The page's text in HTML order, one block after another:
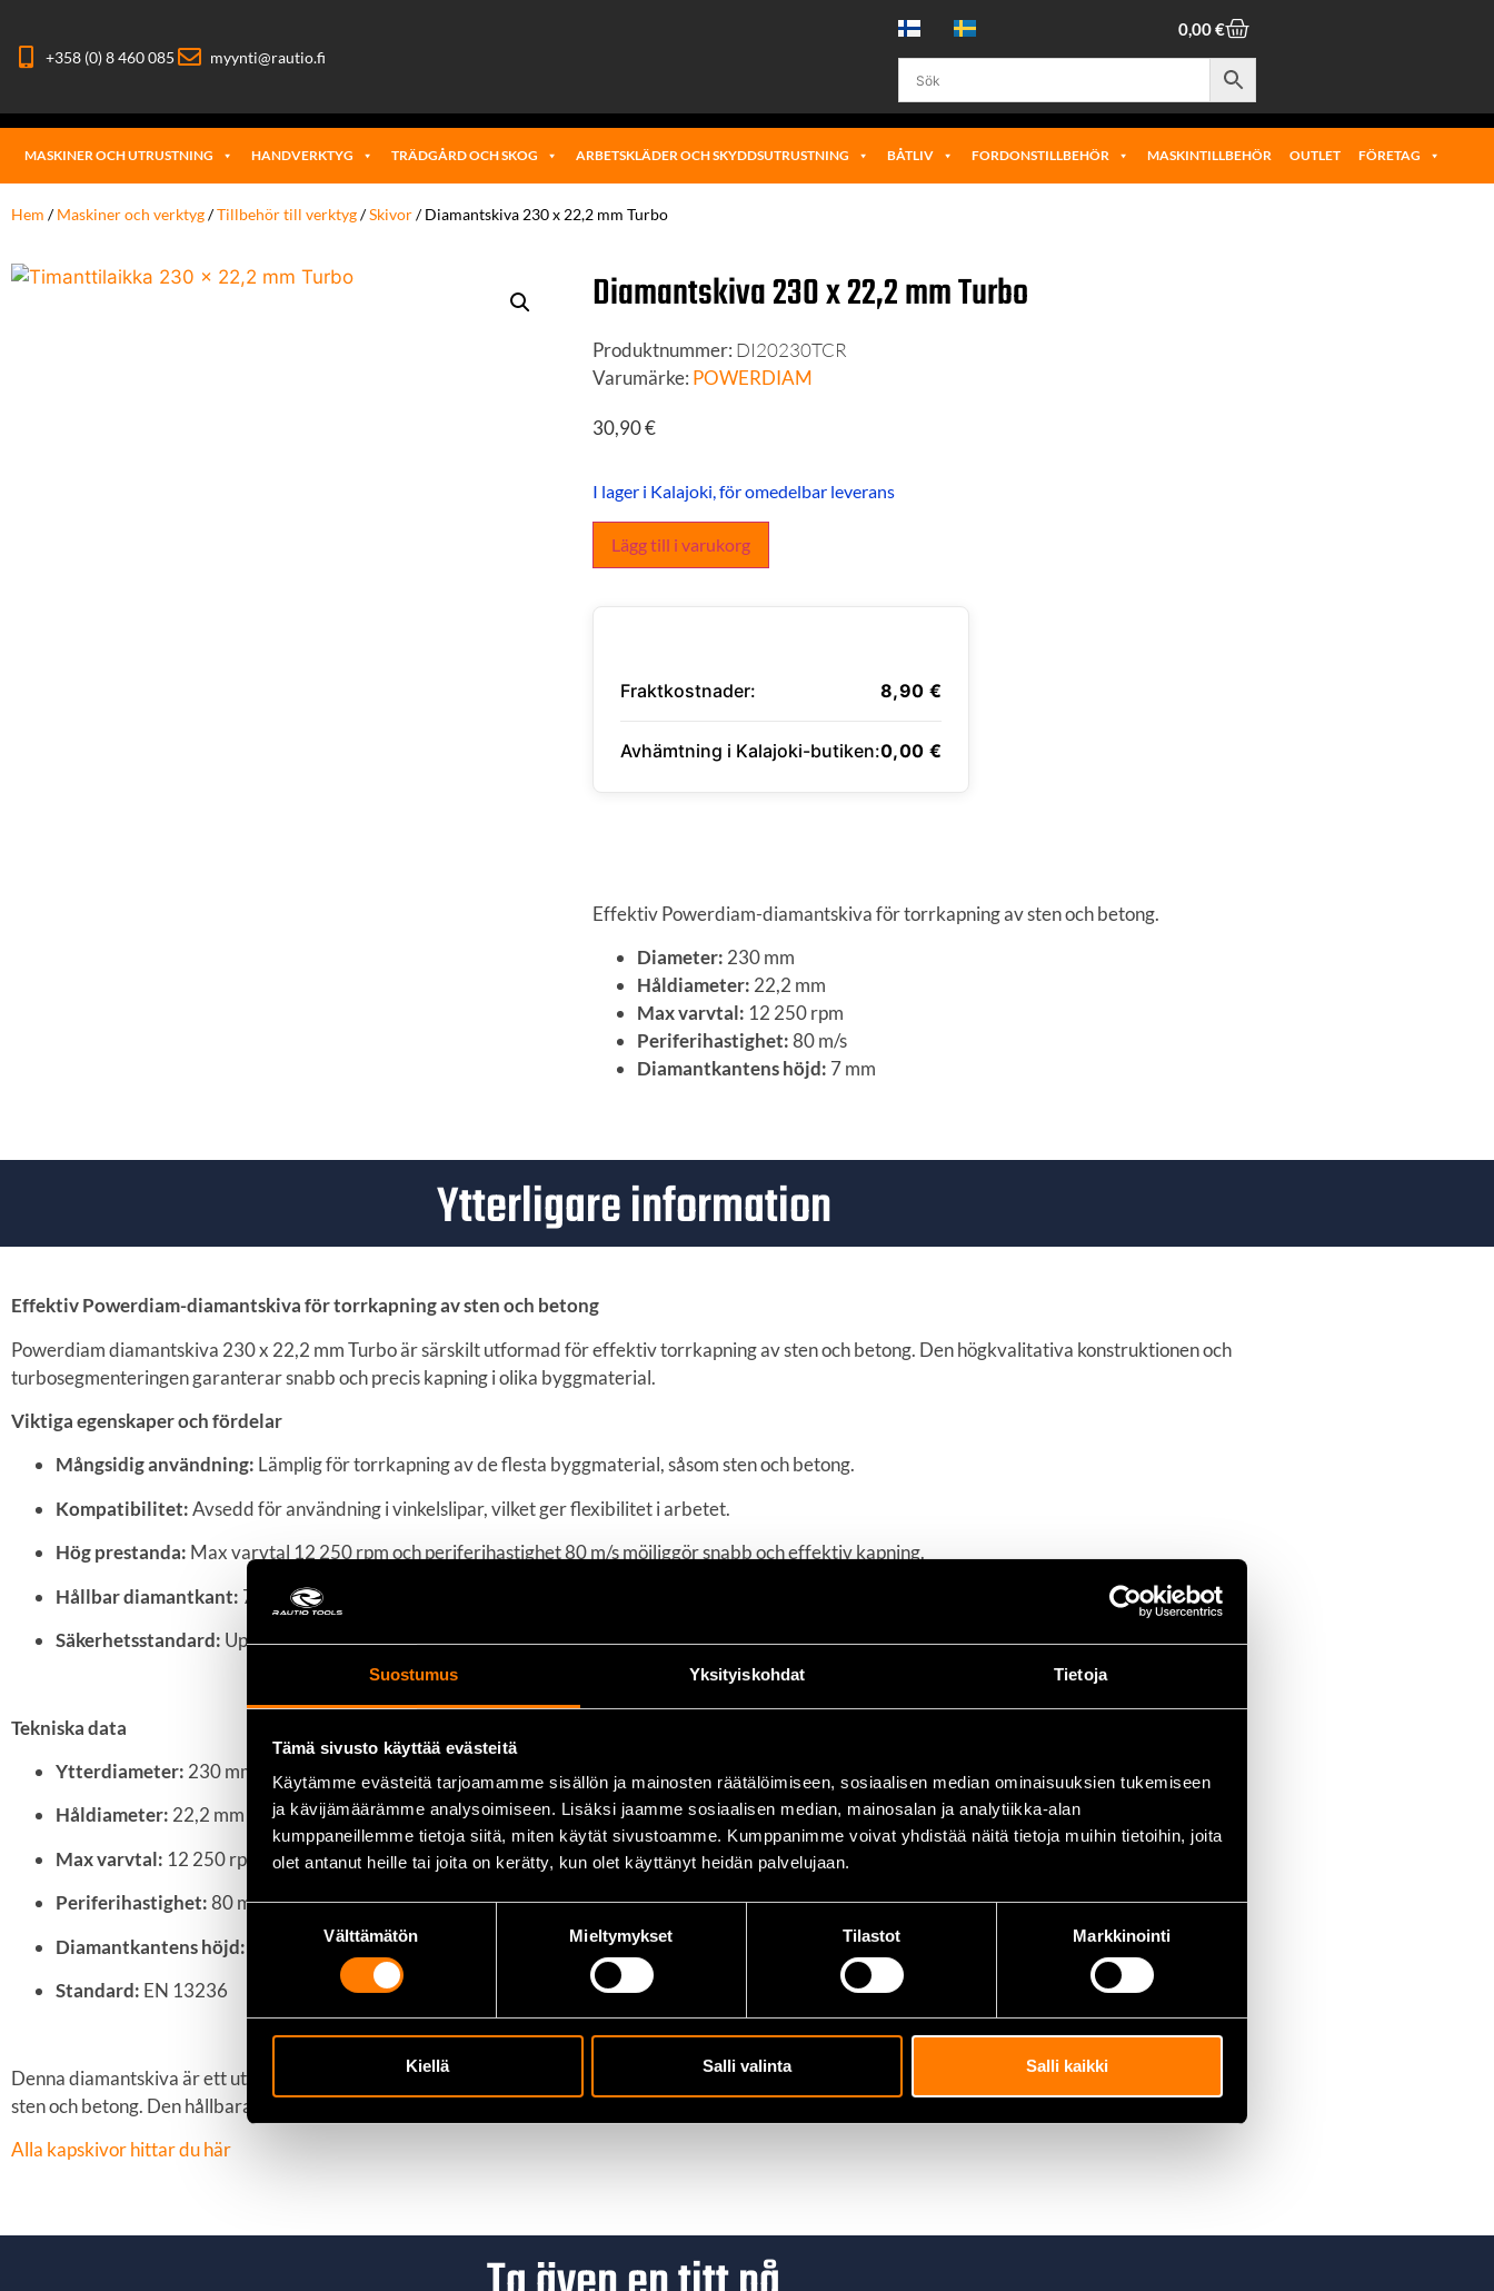
Suostumus Yksityiskohdat Tietoja
Tämä sivusto käyttää evästeitä
Käytämme evästeitä tarjoamamme sisällön ja mainosten räätälöimiseen, sosiaalisen median ominaisuuksien tukemiseen
ja kävijämäärämme analysoimiseen. Lisäksi jaamme sosiaalisen median, mainosalan ja analytiikka-alan
kumppaneillemme tietoja siitä, miten käytät sivustoamme. Kumppanimme voivat yhdistää näitä tietoja muihin tietoihin, joita
olet antanut heille tai joita on kerätty, kun olet käyttänyt heidän palvelujaan.
Välttämätön Mieltymykset Tilastot Markkinointi
Kiellä Salli valinta Salli kaikki
+358 (0) 8 460 085 myynti@rautio.fi
0,00€
MASKINER OCH UTRUSTNING HANDVERKTYG TRÄDGÅRD OCH SKOG ARBETSKLÄDER OCH SKYDDSUTRUSTNING BÅTLIV FORDONSTILLBEHÖR MASKINTILLBEHÖR OUTLET FÖRETAG
Hem /Maskiner och verktyg/Tillbehör till verktyg/Skivor/ Diamantskiva 230 x 22,2 mm Turbo
Diamantskiva 230 x 22,2 mm Turbo
Produktnummer: DI20230TCR
Varumärke: POWERDIAM
30,90€
I lager i Kalajoki, för omedelbar leverans
Lägg till i varukorg
Fraktkostnader: 8,90 €
Avhämtning i Kalajoki-butiken:0,00 €
Effektiv Powerdiam-diamantskiva för torrkapning av sten och betong.
Diameter: 230 mm
Håldiameter: 22,2 mm
Max varvtal: 12 250 rpm
Periferihastighet:80 m/s
Diamantkantens höjd: 7 mm
Ytterligare information
Effektiv Powerdiam-diamantskiva för torrkapning av sten och betong
Powerdiam diamantskiva 230 x 22,2 mm Turbo är särskilt utformad för effektiv torrkapning av sten och betong. Den högkvalitativa konstruktionen och
turbosegmenteringen garanterar snabb och precis kapning i olika byggmaterial.
Viktiga egenskaper och fördelar
Mångsidig användning: Lämplig för torrkapning av de flesta byggmaterial, såsom sten och betong.
Kompatibilitet:Avsedd för användning i vinkelslipar, vilket ger flexibilitet i arbetet.
Hög prestanda: Max varvtal 12 250 rpm och periferihastighet 80 m/s möjliggör snabb och effektiv kapning.
Hållbar diamantkant: 7 mm hög diamantkant ger lång livslängd och utmärkt skärförmåga.
Säkerhetsstandard: Uppfyller EN 13236-standarden för säker användning.
Tekniska data
Ytterdiameter: 230 mm
Håldiameter: 22,2 mm
Max varvtal: 12 250 rpm
Periferihastighet:80 m/s
Diamantkantens höjd:
Standard: EN 13236
Denna diamantskiva är ett utmärkt val för både proffs och krävande hobbyanvändare som behöver ett pålitligt och effektivt verktyg för torrkapning av
sten och betong. Den hållbara konstruktionen och höga prestandan ger utmärkta resultat i alla användningsområden.
Alla kapskivor hittar du här